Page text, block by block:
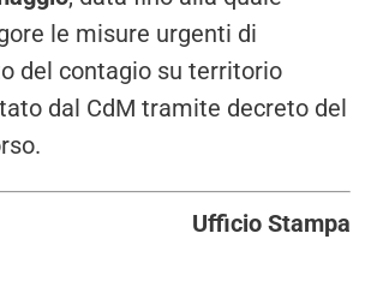
le misure urgenti di
del contagio su territorio
dal CdM tramite decreto del
Ufficio Stampa